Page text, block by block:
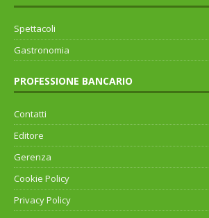
Spettacoli
Gastronomia
PROFESSIONE BANCARIO
Contatti
Editore
Gerenza
Cookie Policy
Privacy Policy